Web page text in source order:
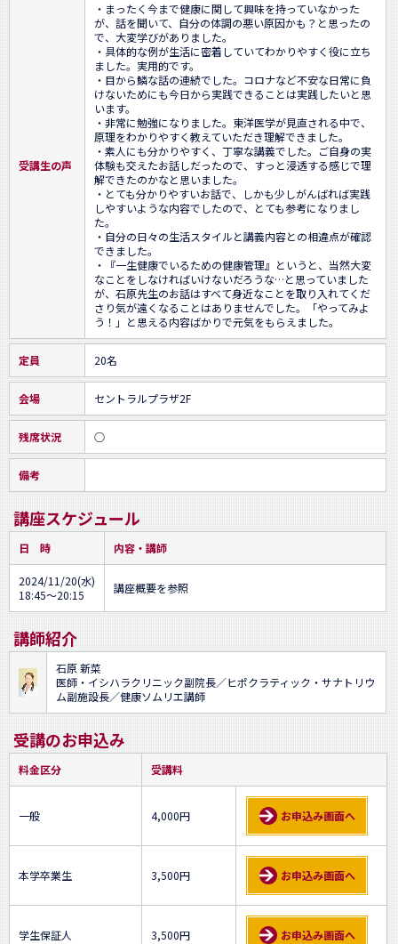
受講生の声
・まったく今まで健康に関して興味を持っていなかった
が、話を聞いて、自分の体調の悪い原因かも？と思ったの
で、大変学びがありました。
・具体的な例が生活に密着していてわかりやすく役に立ち
ました。実用的です。
・目から鱗な話の連続でした。コロナなど不安な日常に負
けないためにも今日から実践できることは実践したいと思
います。
・非常に勉強になりました。東洋医学が見直される中で、
原理をわかりやすく教えていただき理解できました。
・素人にも分かりやすく、丁寧な講義でした。ご自身の実
体験も交えたお話しだったので、すっと浸透する感じで理
解できたのかなと思いました。
・とても分かりやすいお話で、しかも少しがんばれば実践
しやすいような内容でしたので、とても参考になりまし
た。
・自分の日々の生活スタイルと講義内容との相違点が確認
できました。
・『一生健康でいるための健康管理』というと、当然大変
なことをしなければいけないだろうな…と思っていました
が、石原先生のお話はすべて身近なことを取り入れてくだ
さり気が遠くなることはありませんでした。「やってみよ
う！」と思える内容ばかりで元気をもらえました。
定員 20名
会場 セントラルプラザ2F
残席状況 ○
備考
講座スケジュール
日 時 内容・講師
2024/11/20(水)
18:45～20:15
講座概要を参照
講師紹介
石原 新菜
医師・イシハラクリニック副院長／ヒポクラティック・サナトリウ
ム副施設長／健康ソムリエ講師
受講のお申込み
料金区分 受講料
一般 4,000円 お申込み画面へ
本学卒業生 3,500円 お申込み画面へ
学生保証人 3,500円 お申込み画面へ